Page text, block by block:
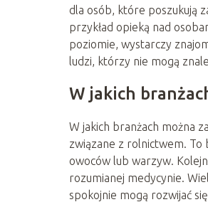
dla osób, które poszukują
przykład opieką nad
poziomie, wystarczy
ludzi, którzy nie mogą
W jakich
W jakich branżach można
związane z rolnictwem. To
owoców lub warzyw.
rozumianej medycynie.
spokojnie mogą rozwijać